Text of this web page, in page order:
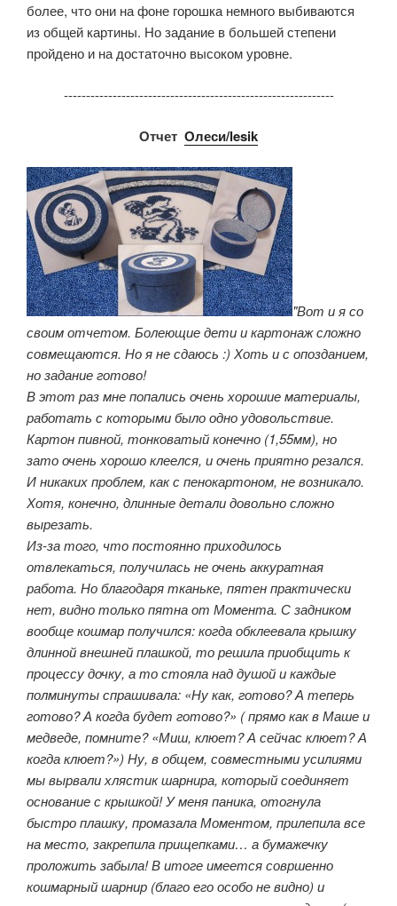
более, что они на фоне горошка немного выбиваются
из общей картины. Но задание в большей степени
пройдено и на достаточно высоком уровне.
-------------------------------------------------------------
Отчет Олеси/lesik
"Вот и я со
своим отчетом. Болеющие дети и картонаж сложно
совмещаются. Но я не сдаюсь :) Хоть и с опозданием,
но задание готово!
В этот раз мне попались очень хорошие материалы,
работать с которыми было одно удовольствие.
Картон пивной, тонковатый конечно (1,55мм), но
зато очень хорошо клеелся, и очень приятно резался.
И никаких проблем, как с пенокартоном, не возникало.
Хотя, конечно, длинные детали довольно сложно
вырезать.
Из-за того, что постоянно приходилось
отвлекаться, получилась не очень аккуратная
работа. Но благодаря тканьке, пятен практически
нет, видно только пятна от Момента. С задником
вообще кошмар получился: когда обклеевала крышку
длинной внешней плашкой, то решила приобщить к
процессу дочку, а то стояла над душой и каждые
полминуты спрашивала: «Ну как, готово? А теперь
готово? А когда будет готово?» ( прямо как в Маше и
медведе, помните? «Миш, клюет? А сейчас клюет? А
когда клюет?») Ну, в общем, совместными усилиями
мы вырвали хлястик шарнира, который соединяет
основание с крышкой! У меня паника, отогнула
быстро плашку, промазала Моментом, прилепила все
на место, закрепила прищепками… а бумажечку
проложить забыла! В итоге имеется совршенно
кошмарный шарнир (благо его особо не видно) и